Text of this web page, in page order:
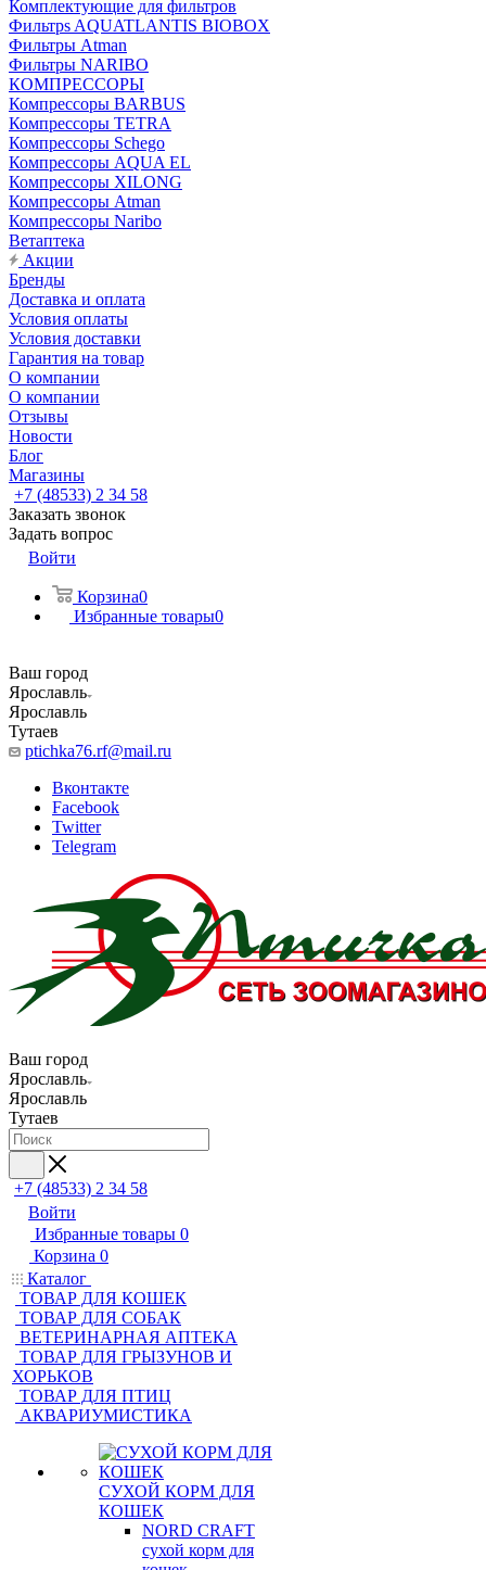
Комплектующие для фильтров
Фильтрs AQUATLANTIS BIOBOX
Фильтры Atman
Фильтры NARIBO
КОМПРЕССОРЫ
Компрессоры BARBUS
Компрессоры TETRA
Компрессоры Schego
Компрессоры AQUA EL
Компрессоры XILONG
Компрессоры Atman
Компрессоры Naribo
Ветаптека
Акции
Бренды
Доставка и оплата
Условия оплаты
Условия доставки
Гарантия на товар
О компании
О компании
Отзывы
Новости
Блог
Магазины
+7 (48533) 2 34 58
Заказать звонок
Задать вопрос
Войти
Корзина0
Избранные товары0
Ваш город
Ярославль
Ярославль
Тутаев
ptichka76.rf@mail.ru
Вконтакте
Facebook
Twitter
Telegram
Ваш город
Ярославль
Ярославль
Тутаев
+7 (48533) 2 34 58
Войти
Избранные товары 0
Корзина 0
Каталог
ТОВАР ДЛЯ КОШЕК
ТОВАР ДЛЯ СОБАК
ВЕТЕРИНАРНАЯ АПТЕКА
ТОВАР ДЛЯ ГРЫЗУНОВ И
ХОРЬКОВ
ТОВАР ДЛЯ ПТИЦ
АКВАРИУМИСТИКА
СУХОЙ КОРМ ДЛЯ
КОШЕК
NORD CRAFT
сухой корм для